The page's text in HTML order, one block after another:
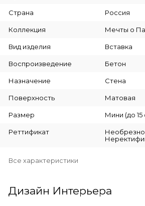
Страна Россия
Коллекция Мечты о
Вид изделия Вставка
Воспроизведение Бетон
Назначение Стена
Поверхность Матовая
Размер Мини (до
Реттификат
Все характеристики
Дизайн Интерьера